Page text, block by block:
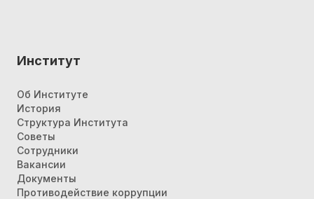
Институт
Об Институте
История
Структура Института
Советы
Сотрудники
Вакансии
Документы
Противодействие коррупции